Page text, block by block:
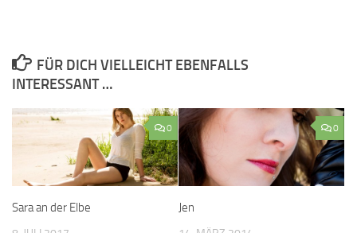
FÜR DICH VIELLEICHT EBENFALLS
INTERESSANT …
0
Sara an der Elbe
0
Jen